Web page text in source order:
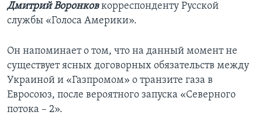
Дмитрий Воронковкорреспонденту Русской
службы «Голоса Америки».
Он напоминает о том, что на данный момент не
существует ясных договорных обязательств между
Украиной и «Газпромом» о транзите газа в
Евросоюз, после вероятного запуска «Северного
потока – 2».